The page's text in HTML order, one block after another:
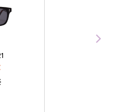
Alennettu hinta